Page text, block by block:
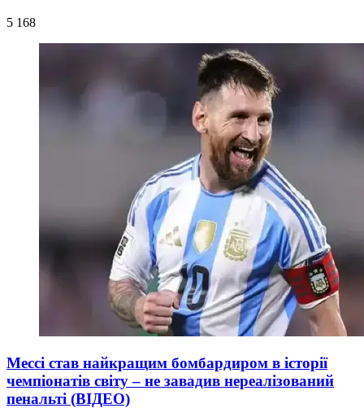
5 168
Мессі став найкращим бомбардиром в історії
чемпіонатів світу – не завадив нереалізований
пенальті (ВІДЕО)